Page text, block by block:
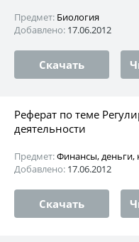
Предмет: Биология
Добавлено: 17.06.2012
Скачать
Реферат по теме
деятельности
Предмет:Финансы, деньги,
Добавлено: 17.06.2012
Скачать